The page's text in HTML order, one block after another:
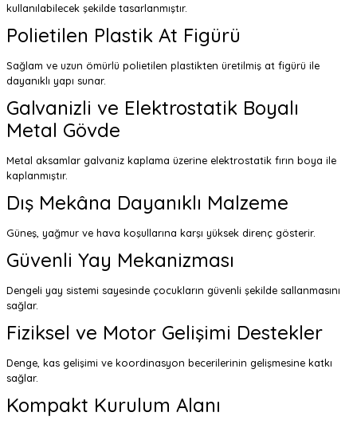
kullanılabilecek şekilde tasarlanmıştır.
Polietilen Plastik At Figürü
Sağlam ve uzun ömürlü polietilen plastikten üretilmiş at figürü ile
dayanıklı yapı sunar.
Galvanizli ve Elektrostatik Boyalı
Metal Gövde
Metal aksamlar galvaniz kaplama üzerine elektrostatik fırın boya ile
kaplanmıştır.
Dış Mekâna Dayanıklı Malzeme
Güneş, yağmur ve hava koşullarına karşı yüksek direnç gösterir.
Güvenli Yay Mekanizması
Dengeli yay sistemi sayesinde çocukların güvenli şekilde sallanmasını
sağlar.
Fiziksel ve Motor Gelişimi Destekler
Denge, kas gelişimi ve koordinasyon becerilerinin gelişmesine katkı
sağlar.
Kompakt Kurulum Alanı